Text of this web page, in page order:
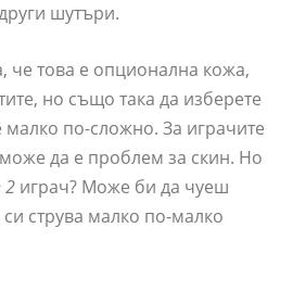
шутъри.
че това е опционална кожа,
но също така да изберете
малко по-сложно. За играчите
да е проблем за скин. Но
2 играч? Може би да чуеш
струва малко по-малко